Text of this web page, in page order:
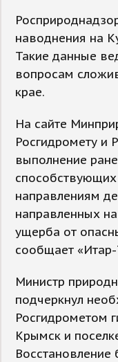
наводнения на
Такие данные
вопросам
крае.
На сайте
Росгидромету и
выполнение
способствующих
направлениям
направленных
ущерба от
сообщает «Итар-
Министр
подчеркнул
Росгидрометом
Крымск и
Восстановление